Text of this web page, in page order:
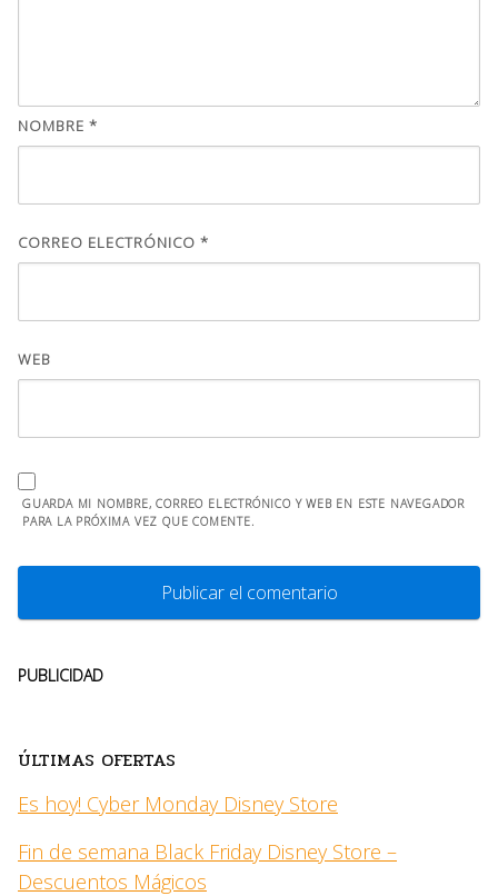
NOMBRE *
CORREO ELECTRÓNICO *
WEB
GUARDA MI NOMBRE, CORREO ELECTRÓNICO Y WEB EN ESTE NAVEGADOR
PARA LA PRÓXIMA VEZ QUE COMENTE.
PUBLICIDAD
ÚLTIMAS OFERTAS
Es hoy! Cyber Monday Disney Store
Fin de semana Black Friday Disney Store –
Descuentos Mágicos